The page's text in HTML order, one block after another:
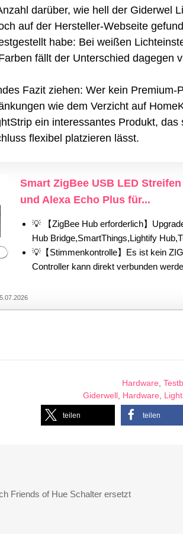
darüber, wie hell der Giderwel
auf der Hersteller-Webseite
habe: Bei weißen
fällt der Unterschied dagegen
Fazit ziehen: Wer kein
wie dem Verzicht auf
ein interessantes Produkt,
flexibel platzieren lässt.
Smart ZigBee USB LED
und Alexa Echo Plus für...
💡 【ZigBee Hub erforderlich】
Hub Bridge,SmartThings,Lightify
💡【Stimmenkontrolle】Es ist kein
Controller kann direkt verbunden
Hardware
Giderwell, Hardware
teilen teilen
Friends of Hue Schalter ersetzt